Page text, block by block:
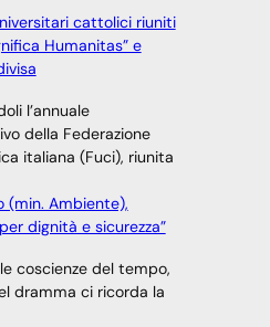
cattolici riuniti
Humanitas” e
l’annuale
della Federazione
italiana (Fuci), riunita
(min. Ambiente),
dignità e sicurezza”
coscienze del tempo,
dramma ci ricorda la